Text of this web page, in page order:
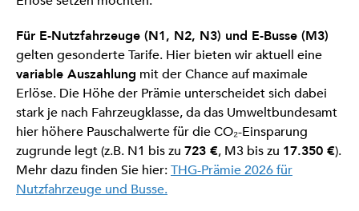
Für E-Nutzfahrzeuge (N1, N2, N3) und E-Busse (M3)
gelten gesonderte Tarife. Hier bieten wir aktuell eine
variable Auszahlung mit der Chance auf maximale
Erlöse. Die Höhe der Prämie unterscheidet sich dabei
stark je nach Fahrzeugklasse, da das Umweltbundesamt
hier höhere Pauschalwerte für die CO₂-Einsparung
zugrunde legt (z.B. N1 bis zu 723 €, M3 bis zu 17.350 €).
Mehr dazu finden Sie hier:THG-Prämie 2026 für
Nutzfahrzeuge und Busse.